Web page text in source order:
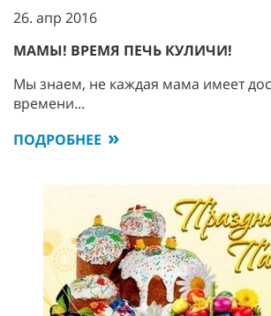
26. апр 2016
МАМЫ! ВРЕМЯ ПЕЧЬ КУЛИЧИ!
Мы знаем, не каждая мама имеет
времени...
ПОДРОБНЕЕ